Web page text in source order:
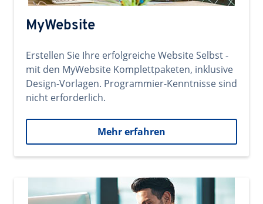
MyWebsite
Erstellen Sie Ihre erfolgreiche Website Selbst -
mit den MyWebsite Komplettpaketen, inklusive
Design-Vorlagen. Programmier-Kenntnisse sind
nicht erforderlich.
Mehr erfahren